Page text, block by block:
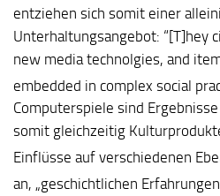
entziehen sich somit einer
Unterhaltungsangebot: “[T]hey
new media technolgies, and
embedded in complex social
Computerspiele sind
somit gleichzeitig
Einflüsse auf verschiedenen
an, „geschichtlichen